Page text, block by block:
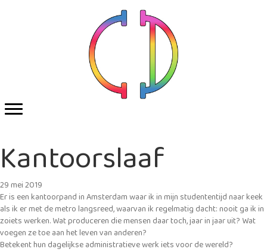
Kantoorslaaf
29 mei 2019
Er is een kantoorpand in Amsterdam waar ik in mijn studententijd naar keek
als ik er met de metro langsreed, waarvan ik regelmatig dacht: nooit ga ik in
zoiets werken. Wat produceren die mensen daar toch, jaar in jaar uit? Wat
voegen ze toe aan het leven van anderen?
Betekent hun dagelijkse administratieve werk iets voor de wereld?